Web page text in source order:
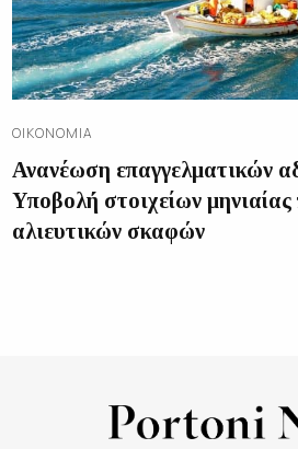
ΟΙΚΟΝΟΜΊΑ
Ανανέωση επαγγελματικών
Υποβολή στοιχείων
αλιευτικών σκαφών